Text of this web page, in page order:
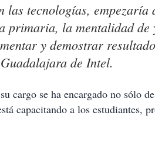
las tecnologías,
primaria, la mentalidad de
y demostrar
de Intel.
cargo se ha encargado no sólo
capacitando a los estudiantes,